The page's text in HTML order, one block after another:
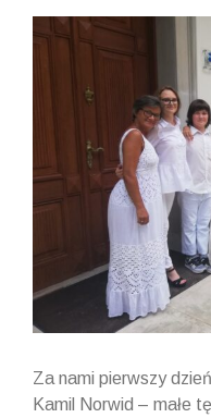
View
Za nami pierwszy
Kamil Norwid – małe